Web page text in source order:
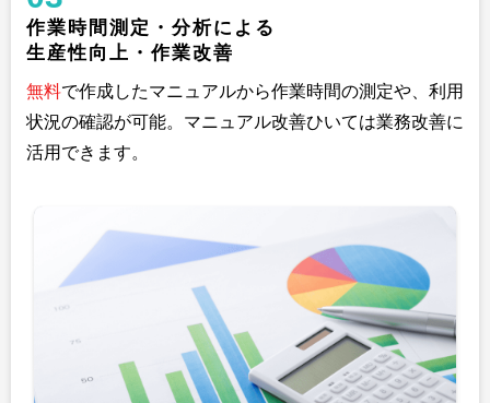
作業時間測定・分析による
生産性向上・作業改善
無料で作成したマニュアルから作業時間の測定や、利用
状況の確認が可能。マニュアル改善ひいては業務改善に
活用できます。